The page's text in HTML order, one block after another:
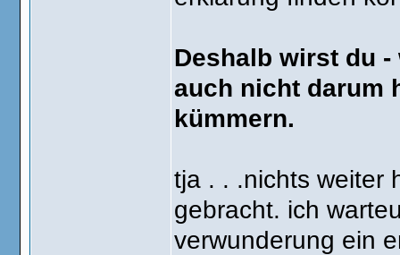
Deshalb wirst du
auch nicht darum
kümmern.
tja . . .nichts weiter
gebracht. ich
verwunderung ein